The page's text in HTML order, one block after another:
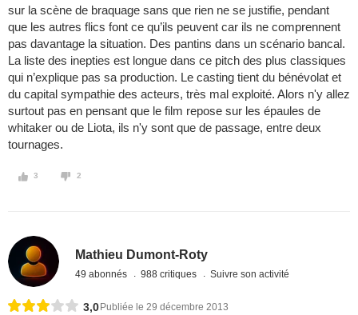
sur la scène de braquage sans que rien ne se justifie, pendant
que les autres flics font ce qu’ils peuvent car ils ne comprennent
pas davantage la situation. Des pantins dans un scénario bancal.
La liste des inepties est longue dans ce pitch des plus classiques
qui n’explique pas sa production. Le casting tient du bénévolat et
du capital sympathie des acteurs, très mal exploité. Alors n'y allez
surtout pas en pensant que le film repose sur les épaules de
whitaker ou de Liota, ils n'y sont que de passage, entre deux
tournages.
3 2
Mathieu Dumont-Roty
49 abonnés 988 critiques Suivre son activité
3,0 Publiée le 29 décembre 2013